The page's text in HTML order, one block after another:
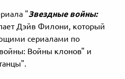
"Звездные войны:
Дэйв Филони, который
сериалами по
Войны клонов" и